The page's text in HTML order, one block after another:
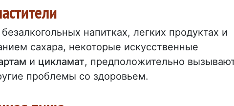
напитках, легких продуктах и
сахара, некоторые искусственные
и цикламат, предположительно
проблемы со здоровьем.